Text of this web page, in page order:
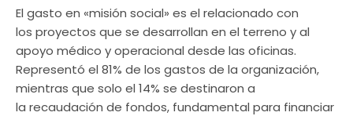
El gasto en «misión social» es el relacionado con
los proyectos que se desarrollan en el terreno y al
apoyo médico y operacional desde las oficinas.
Representó el 81% de los gastos de la organización,
mientras que solo el 14% se destinaron a
la recaudación de fondos, fundamental para financiar